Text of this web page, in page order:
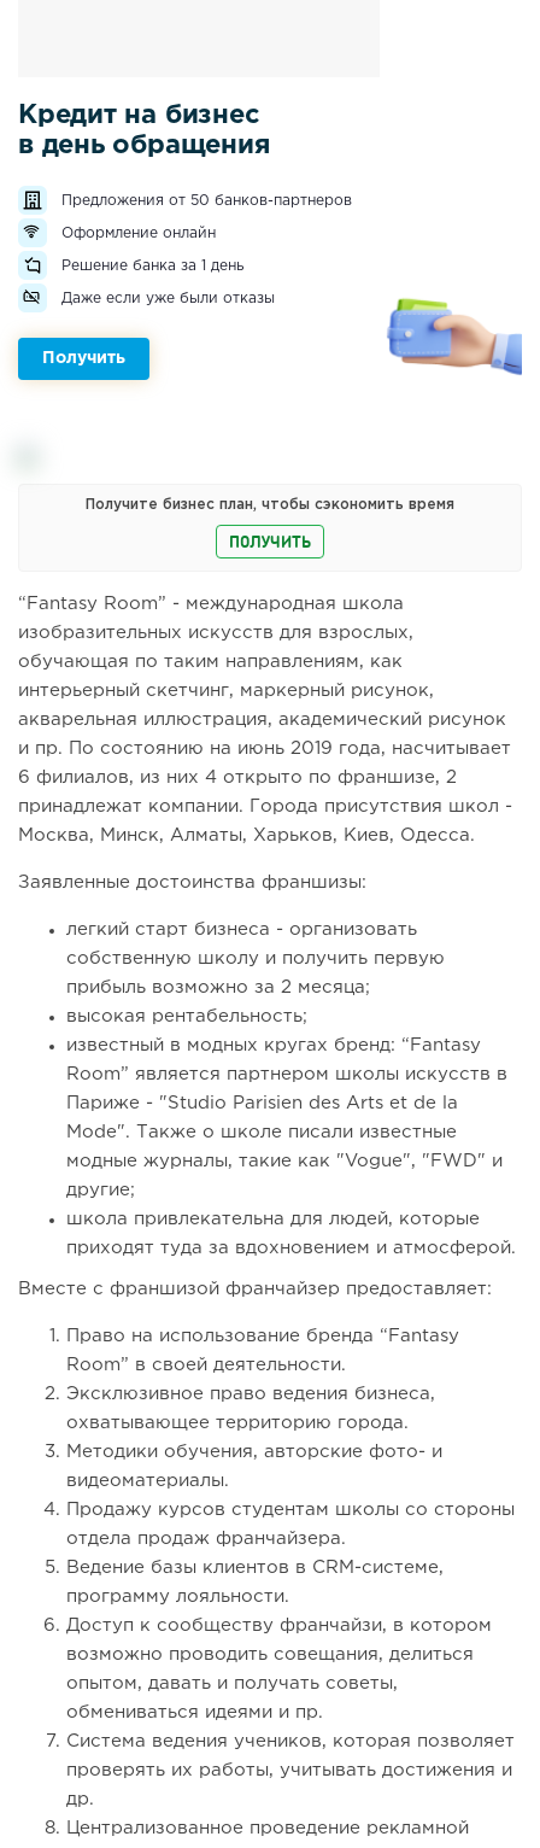
Кредит на бизнес
в день обращения
Предложения от 50 банков-партнеров
Оформление онлайн
Решение банка за 1 день
Даже если уже были отказы
Получить
Получите бизнес план, чтобы сэкономить время
ПОЛУЧИТЬ
“Fantasy Room” - международная школа
изобразительных искусств для взрослых,
обучающая по таким направлениям, как
интерьерный скетчинг, маркерный рисунок,
акварельная иллюстрация, академический рисунок
и пр. По состоянию на июнь 2019 года, насчитывает
6 филиалов, из них 4 открыто по франшизе, 2
принадлежат компании. Города присутствия школ -
Москва, Минск, Алматы, Харьков, Киев, Одесса.
Заявленные достоинства франшизы:
легкий старт бизнеса - организовать
собственную школу и получить первую
прибыль возможно за 2 месяца;
высокая рентабельность;
известный в модных кругах бренд: “Fantasy
Room” является партнером школы искусств в
Париже - "Studio Parisien des Arts et de la
Mode". Также о школе писали известные
модные журналы, такие как "Vogue", "FWD" и
другие;
школа привлекательна для людей, которые
приходят туда за вдохновением и атмосферой.
Вместе с франшизой франчайзер предоставляет:
Право на использование бренда “Fantasy
Room” в своей деятельности.
Эксклюзивное право ведения бизнеса,
охватывающее территорию города.
Методики обучения, авторские фото- и
видеоматериалы.
Продажу курсов студентам школы со стороны
отдела продаж франчайзера.
Ведение базы клиентов в CRM-системе,
программу лояльности.
Доступ к сообществу франчайзи, в котором
возможно проводить совещания, делиться
опытом, давать и получать советы,
обмениваться идеями и пр.
Система ведения учеников, которая позволяет
проверять их работы, учитывать достижения и
др.
Централизованное проведение рекламной